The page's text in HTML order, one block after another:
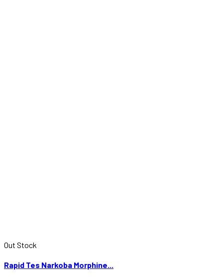
Out Stock
Rapid Tes Narkoba Morphine...